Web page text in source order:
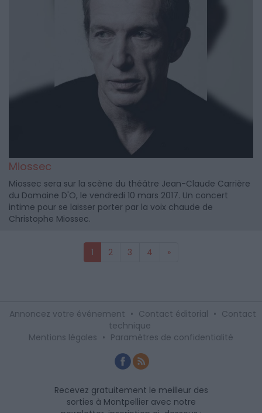
Miossec
Miossec sera sur la scène du théâtre Jean-Claude Carrière
du Domaine D'O, le vendredi 10 mars 2017. Un concert
intime pour se laisser porter par la voix chaude de
Christophe Miossec.
1 2 3 4 »
Annoncez votre événement • Contact éditorial • Contact
technique
Mentions légales • Paramètres de confidentialité
Recevez gratuitement le meilleur des
sorties à Montpellier avec notre